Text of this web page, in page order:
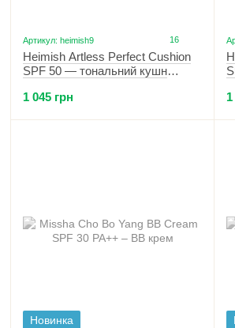
Артикул: heimish9 16
Heimish Artless Perfect Cushion
SPF 50 — тональний кушн
(21 відтінок)
1 045 грн
Новинка